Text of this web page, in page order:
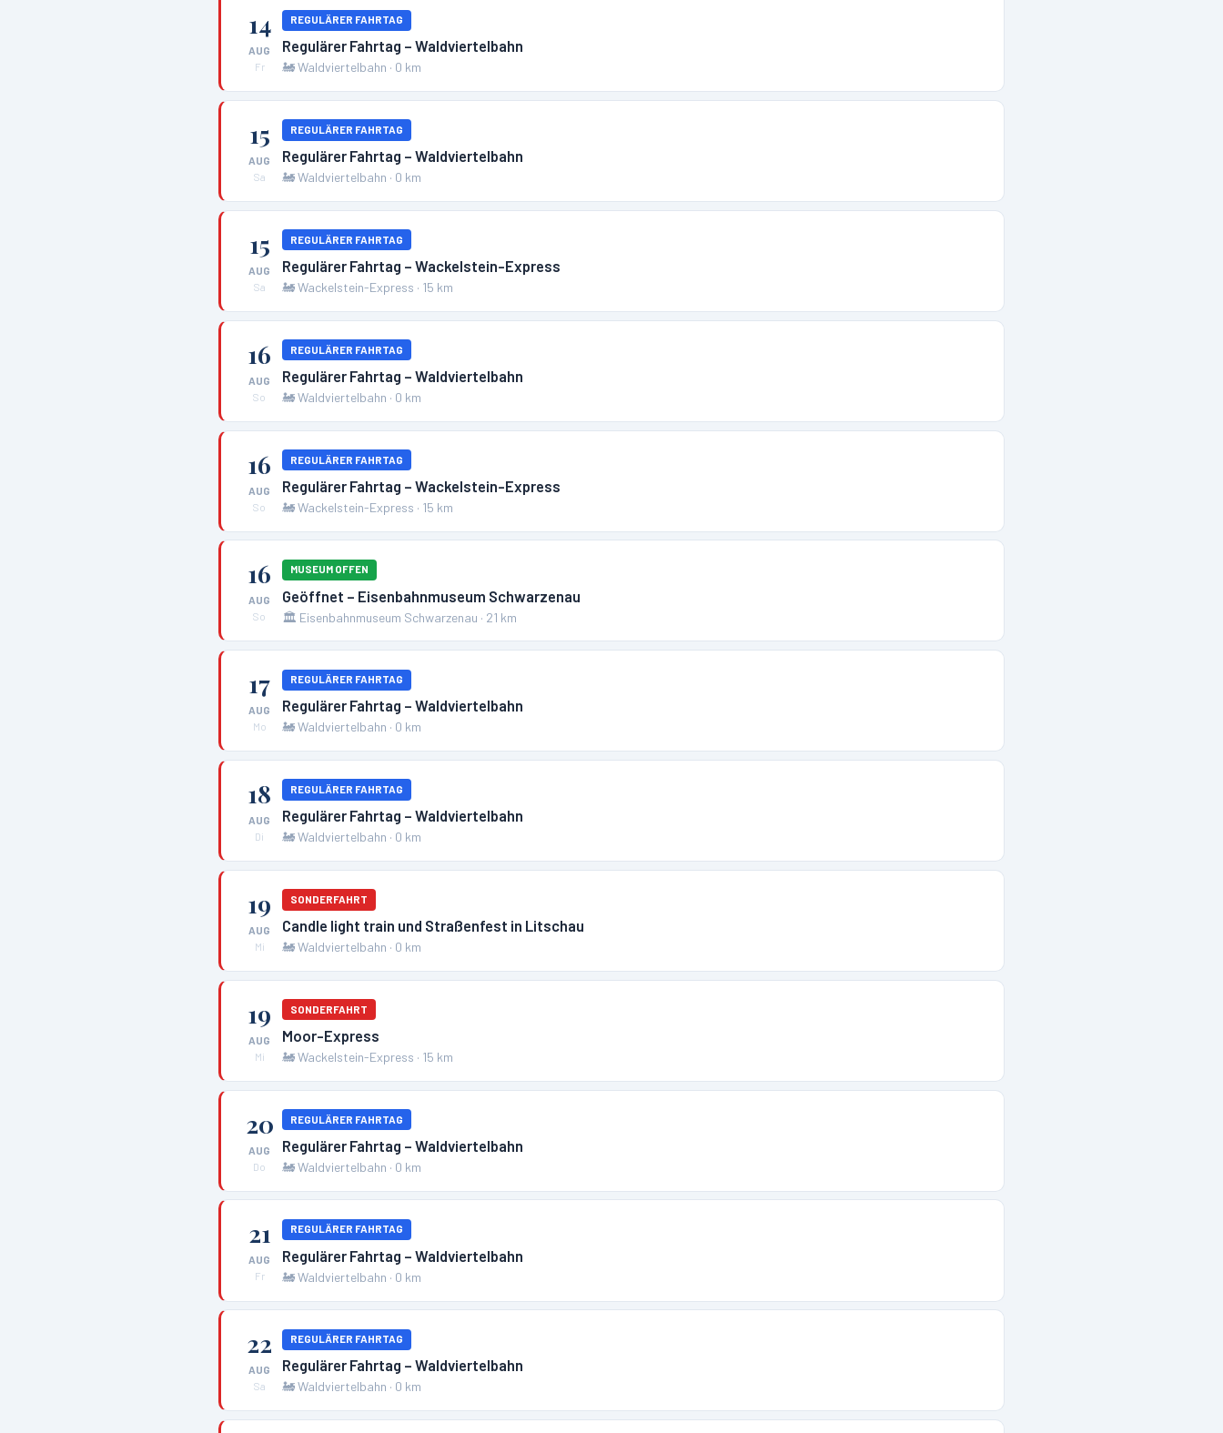
14
AUG
Fr
REGULÄRER FAHRTAG
Regulärer Fahrtag – Waldviertelbahn
🚂Waldviertelbahn · 0 km
15
AUG
Sa
REGULÄRER FAHRTAG
Regulärer Fahrtag – Waldviertelbahn
🚂Waldviertelbahn · 0 km
15
AUG
Sa
REGULÄRER FAHRTAG
Regulärer Fahrtag – Wackelstein-Express
🚂Wackelstein-Express · 15 km
16
AUG
So
REGULÄRER FAHRTAG
Regulärer Fahrtag – Waldviertelbahn
🚂Waldviertelbahn · 0 km
16
AUG
So
REGULÄRER FAHRTAG
Regulärer Fahrtag – Wackelstein-Express
🚂Wackelstein-Express · 15 km
16
AUG
So
MUSEUM OFFEN
Geöffnet – Eisenbahnmuseum Schwarzenau
🏛️ Eisenbahnmuseum Schwarzenau · 21 km
17
AUG
Mo
REGULÄRER FAHRTAG
Regulärer Fahrtag – Waldviertelbahn
🚂Waldviertelbahn · 0 km
18
AUG
Di
REGULÄRER FAHRTAG
Regulärer Fahrtag – Waldviertelbahn
🚂Waldviertelbahn · 0 km
19
AUG
Mi
SONDERFAHRT
Candle light train und Straßenfest in Litschau
🚂Waldviertelbahn · 0 km
19
AUG
Mi
SONDERFAHRT
Moor-Express
🚂Wackelstein-Express · 15 km
20
AUG
Do
REGULÄRER FAHRTAG
Regulärer Fahrtag – Waldviertelbahn
🚂Waldviertelbahn · 0 km
21
AUG
Fr
REGULÄRER FAHRTAG
Regulärer Fahrtag – Waldviertelbahn
🚂Waldviertelbahn · 0 km
22
AUG
Sa
REGULÄRER FAHRTAG
Regulärer Fahrtag – Waldviertelbahn
🚂Waldviertelbahn · 0 km